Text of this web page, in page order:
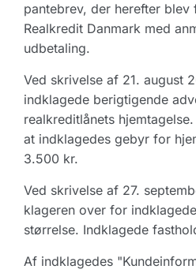
pantebrev, der herefter blev
Realkredit Danmark med
udbetaling.
Ved skrivelse af 21. august
indklagede berigtigende
realkreditlånets
at indklagedes gebyr for
3.500 kr.
Ved skrivelse af 27.
klageren over for
størrelse. Indklagede
Af indklagedes